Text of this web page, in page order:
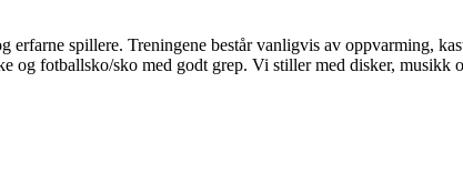
erfarne spillere. Treningene består vanligvis av oppvarming,
og fotballsko/sko med godt grep. Vi stiller med disker, musikk